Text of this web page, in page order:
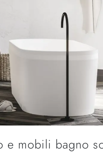
e mobili bagno